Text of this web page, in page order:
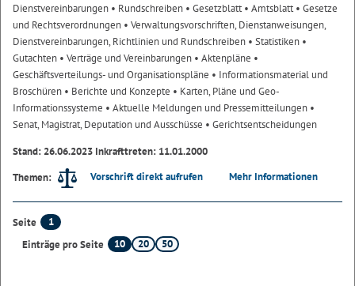
Dienstvereinbarungen • Rundschreiben • Gesetzblatt• Amtsblatt• Gesetze
und Rechtsverordnungen • Verwaltungsvorschriften, Dienstanweisungen,
Dienstvereinbarungen, Richtlinien und Rundschreiben • Statistiken •
Gutachten • Verträge und Vereinbarungen • Aktenpläne •
Geschäftsverteilungs- und Organisationspläne • Informationsmaterial und
Broschüren • Berichte und Konzepte • Karten, Pläne und Geo-
Informationssysteme • Aktuelle Meldungen und Pressemitteilungen •
Senat, Magistrat, Deputation und Ausschüsse • Gerichtsentscheidungen
Stand: 26.06.2023 Inkrafttreten: 11.01.2000
Themen:
Vorschrift direkt aufrufen Mehr Informationen
Seite
1
Einträge pro Seite
10 20 50